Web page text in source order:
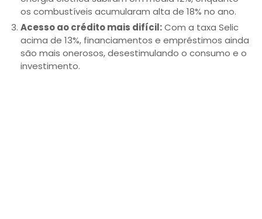
os combustíveis acumularam alta de 18% no ano.
Acesso ao crédito mais difícil:Com a taxa Selic
acima de 13%, financiamentos e empréstimos ainda
são mais onerosos, desestimulando o consumo e o
investimento.